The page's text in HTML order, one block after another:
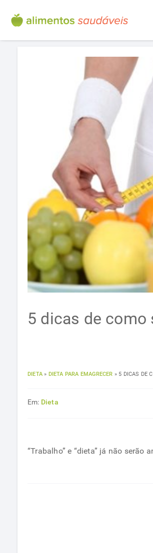
5 dicas de como
DIETA » DIETA PARA EMAGRECER » 5 DICAS DE
Em: Dieta
“Trabalho” e “dieta” já não serão